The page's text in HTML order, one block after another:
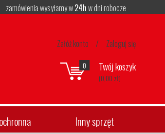
zamówienia wysyłamy w24hw dni robocze
Załóż konto / Zaloguj się
0 Twój koszyk
(0,00 zł)
Inny sprzęt